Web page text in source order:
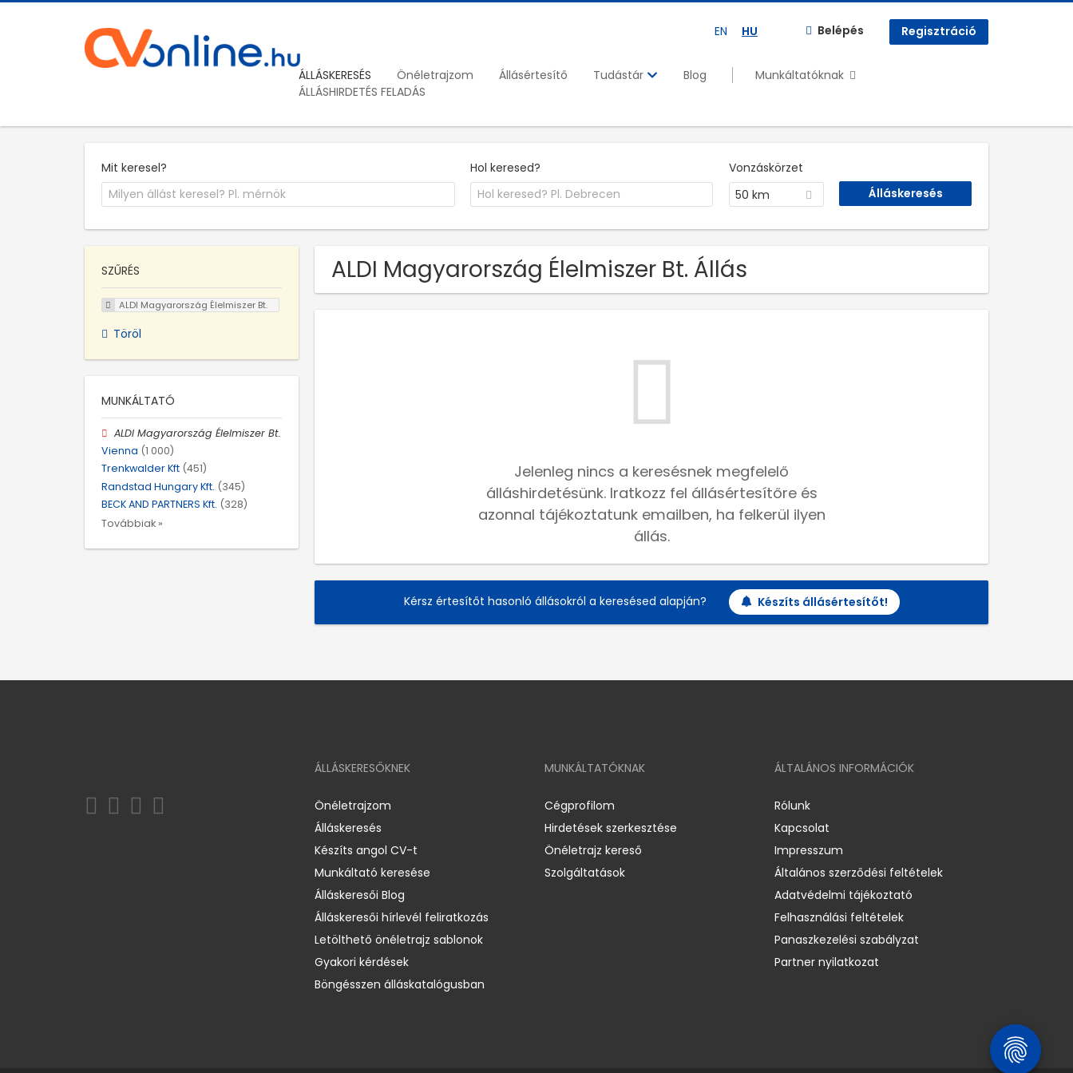
EN HU Belépés Regisztráció
ÁLLÁSKERESÉS Önéletrajzom Állásértesítő Tudástár Blog
Munkáltatóknak
ÁLLÁSHIRDETÉS FELADÁS
Mit keresel? Hol keresed?
Vonzáskörzet
50 km
ALDI Magyarország Élelmiszer Bt. Állás
Jelenleg nincs a keresésnek megfelelő
álláshirdetésünk. Iratkozz fel állásértesítőre és
azonnal tájékoztatunk emailben, ha felkerül ilyen
állás.
Kérsz értesítőt hasonló állásokról a keresésed alapján? Készíts állásértesítőt!
SZŰRÉS
ALDI Magyarország Élelmiszer Bt.
Töröl
MUNKÁLTATÓ
ALDI Magyarország Élelmiszer Bt.
Vienna (1 000)
Trenkwalder Kft (451)
Randstad Hungary Kft. (345)
BECK AND PARTNERS Kft. (328)
Továbbiak »
ÁLLÁSKERESŐKNEK
Önéletrajzom
Álláskeresés
Készíts angol CV-t
Munkáltató keresése
Álláskeresői Blog
Álláskeresői hírlevél feliratkozás
Letölthető önéletrajz sablonok
Gyakori kérdések
Böngésszen álláskatalógusban
MUNKÁLTATÓKNAK
Cégprofilom
Hirdetések szerkesztése
Önéletrajz kereső
Szolgáltatások
ÁLTALÁNOS INFORMÁCIÓK
Rólunk
Kapcsolat
Impresszum
Általános szerződési feltételek
Adatvédelmi tájékoztató
Felhasználási feltételek
Panaszkezelési szabályzat
Partner nyilatkozat